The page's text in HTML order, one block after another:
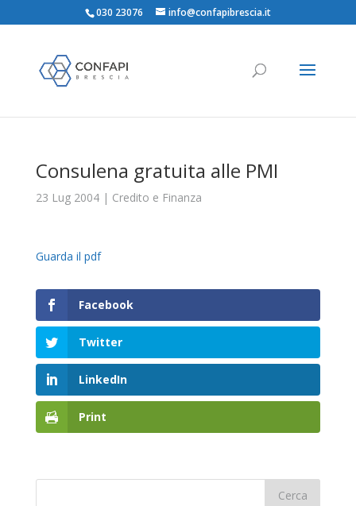
030 23076 info@confapibrescia.it
Consulena gratuita alle PMI
23 Lug 2004| Credito e Finanza
Guarda il pdf
Facebook
Twitter
LinkedIn
Print